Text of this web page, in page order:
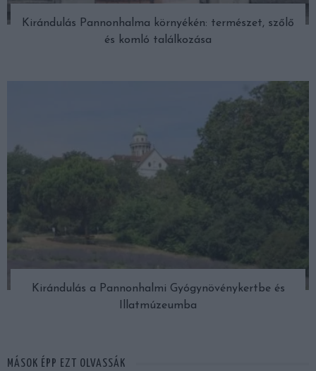
Kirándulás Pannonhalma környékén: természet, szőlő
és komló találkozása
Kirándulás a Pannonhalmi Gyógynövénykertbe és
Illatmúzeumba
MÁSOK ÉPP EZT OLVASSÁK